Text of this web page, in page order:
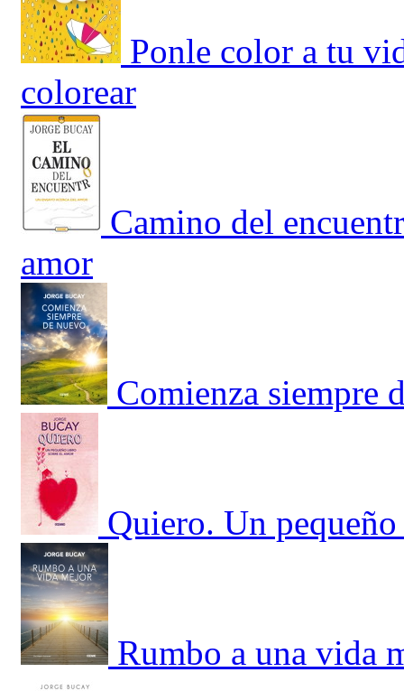
Ponle color a tu
colorear
Camino del
amor
Comienza siempre
Quiero. Un
Rumbo a una vida